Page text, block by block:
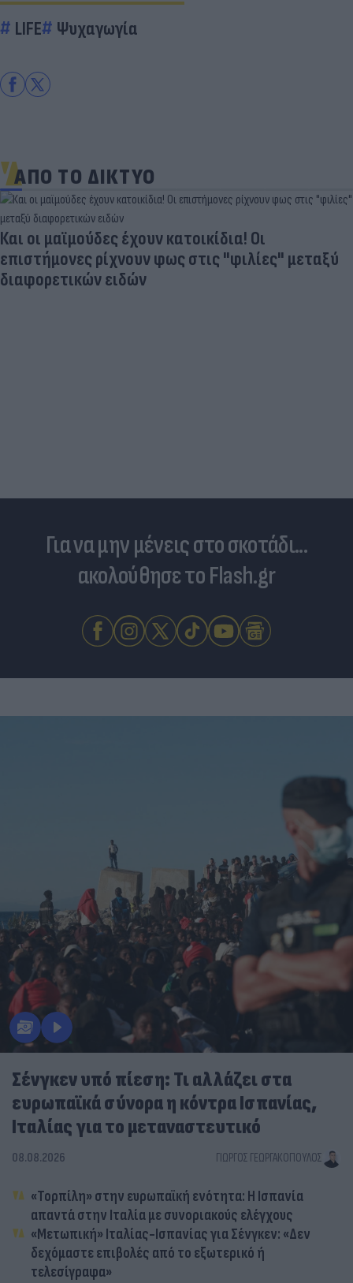
LIFE Ψυχαγωγία
ΑΠΟ ΤΟ ΔΙΚΤΥΟ
Και οι μαϊμούδες έχουν κατοικίδια! Οι
επιστήμονες ρίχνουν φως στις "φιλίες" μεταξύ
διαφορετικών ειδών
Για να μην μένεις στο σκοτάδι...
ακολούθησε το Flash.gr
Σένγκεν υπό πίεση: Τι αλλάζει στα
ευρωπαϊκά σύνορα η κόντρα Ισπανίας,
Ιταλίας για το μεταναστευτικό
08.08.2026 ΓΙΏΡΓΟΣ ΓΕΩΡΓΑΚΌΠΟΥΛΟΣ
«Τορπίλη» στην ευρωπαϊκή ενότητα: Η Ισπανία
απαντά στην Ιταλία με συνοριακούς ελέγχους
«Μετωπική» Ιταλίας-Ισπανίας για Σένγκεν: «Δεν
δεχόμαστε επιβολές από το εξωτερικό ή
τελεσίγραφα»